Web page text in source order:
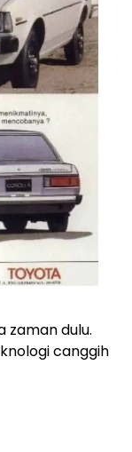
zaman dulu.
canggih